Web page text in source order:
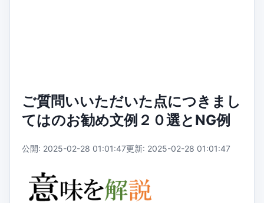
ご質問いいただいた点につきまし
てはのお勧め文例２０選とNG例
公開: 2025-02-28 01:01:47更新: 2025-02-28 01:01:47